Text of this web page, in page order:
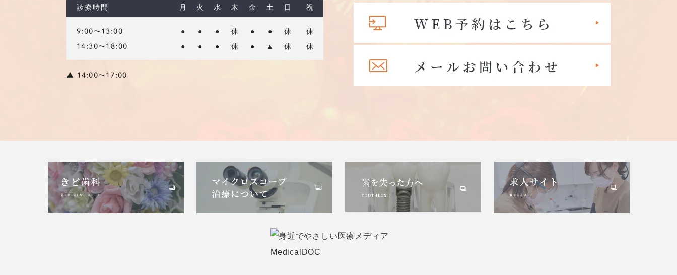
診療時間 月 火 水 木 金 土 日 祝
9:00～13:00 ● ● ● 休 ● ● 休 休
14:30～18:00 ● ● ● 休 ● ▲ 休 休
▲ 14:00〜17:00